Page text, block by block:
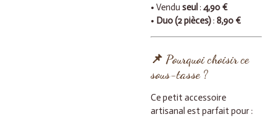
• Vendu seul : 4,90 €
• Duo (2 pièces): 8,90 €
📌 Pourquoi choisir ce
sous-tasse ?
Ce petit accessoire
artisanal est parfait pour :